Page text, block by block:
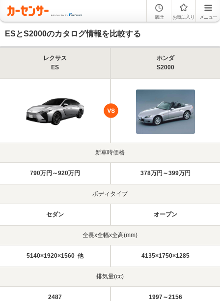
履歴 お気に入り メニュー
ESとS2000のカタログ情報を比較する
レクサス
ES
ホンダ
S2000
新車時価格
790万円～920万円 378万円～399万円
ボディタイプ
セダン オープン
全長x全幅x全高(mm)
5140×1920×1560 他 4135×1750×1285
排気量(cc)
2487 1997～2156